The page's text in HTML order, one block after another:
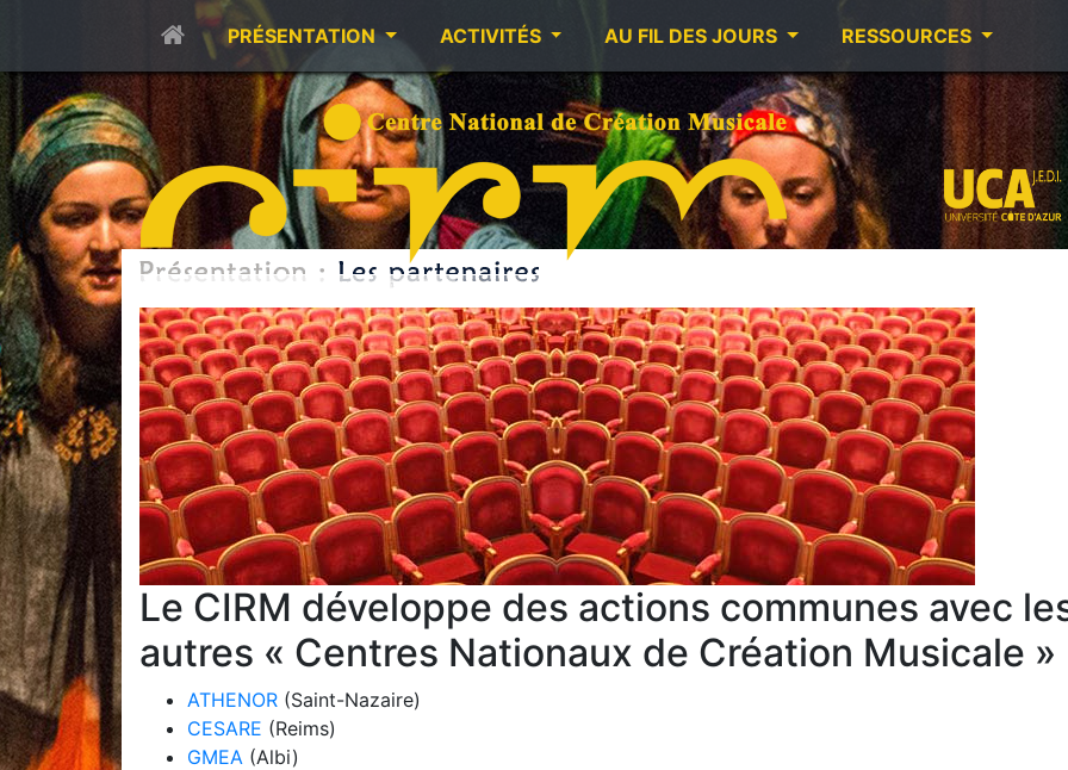
PRÉSENTATION ACTIVITÉS AU FIL DES JOURS RESSOURCES
Le CIRM développe des actions communes avec
autres « Centres Nationaux de Création Musicale »
ATHENOR (Saint-Nazaire)
CESARE (Reims)
GMEA (Albi)